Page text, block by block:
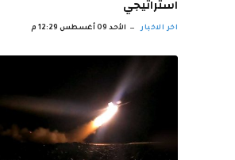
استراتيجي
اخر الاخبار الأحد 09 أغسطس 12:29 م